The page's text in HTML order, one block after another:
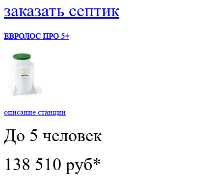
заказать септик
ЕВРОЛОС ПРО 5+
описание станции
До 5 человек
138 510 руб*